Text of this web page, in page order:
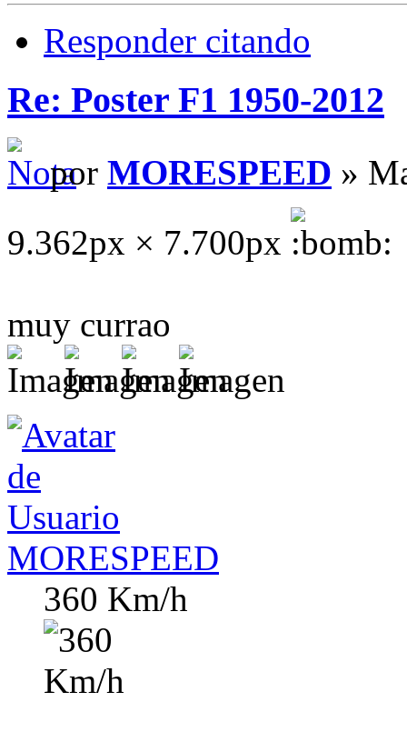
Responder citando
Re: Poster F1 1950-2012
por MORESPEED »
9.362px × 7.700px
muy currao
MORESPEED
360 Km/h